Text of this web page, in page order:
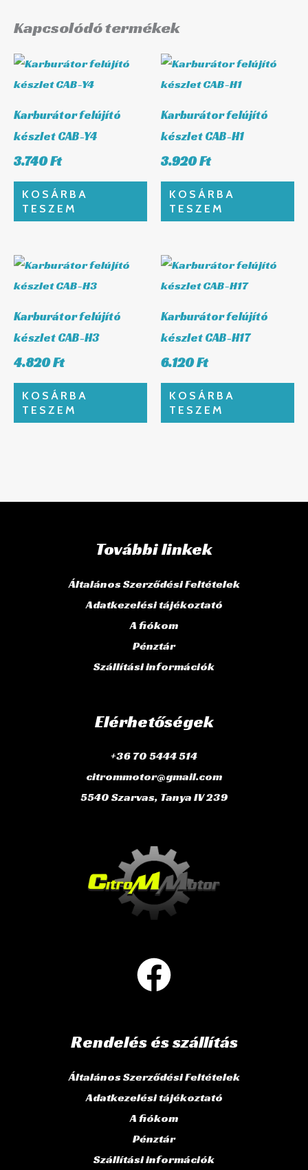
Kapcsolódó termékek
Karburátor felújító
készlet CAB-Y4
3.740Ft
KOSÁRBA
TESZEM
Karburátor felújító
készlet CAB-H1
3.920Ft
KOSÁRBA
TESZEM
Karburátor felújító
készlet CAB-H3
4.820Ft
KOSÁRBA
TESZEM
Karburátor felújító
készlet CAB-H17
6.120Ft
KOSÁRBA
TESZEM
További linkek
Általános Szerződési Feltételek
Adatkezelési tájékoztató
A fiókom
Pénztár
Szállítási információk
Elérhetőségek
+36 70 5444 514
citrommotor@gmail.com
5540 Szarvas, Tanya IV 239
Rendelés és szállítás
Általános Szerződési Feltételek
Adatkezelési tájékoztató
A fiókom
Pénztár
Szállítási információk